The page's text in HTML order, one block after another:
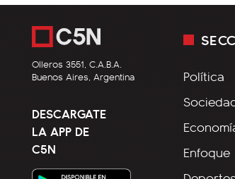
Olleros 3551, C.A.B.A.
Buenos Aires, Argentina
DESCARGATE
LA APP DE
C5N
Política
Enfoque